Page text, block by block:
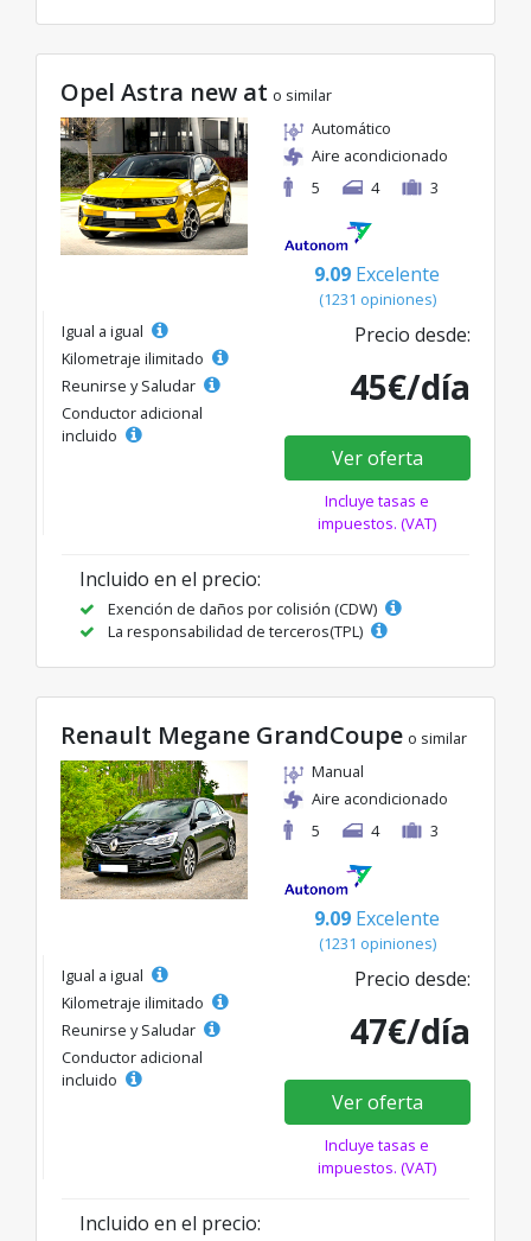
Opel Astra new at o similar
Automático
Aire acondicionado
5
4 3
9.09 Excelente
(1231 opiniones)
Igual a igual
Kilometraje ilimitado
Reunirse y Saludar
Conductor adicional
incluido
Precio desde:
45€/día
Ver oferta
Incluye tasas e
impuestos. (VAT)
Incluido en el precio:
Exención de daños por colisión (CDW)
La responsabilidad de terceros(TPL)
Renault Megane GrandCoupe o similar
Manual
Aire acondicionado
5
4 3
9.09 Excelente
(1231 opiniones)
Igual a igual
Kilometraje ilimitado
Reunirse y Saludar
Conductor adicional
incluido
Precio desde:
47€/día
Ver oferta
Incluye tasas e
impuestos. (VAT)
Incluido en el precio: